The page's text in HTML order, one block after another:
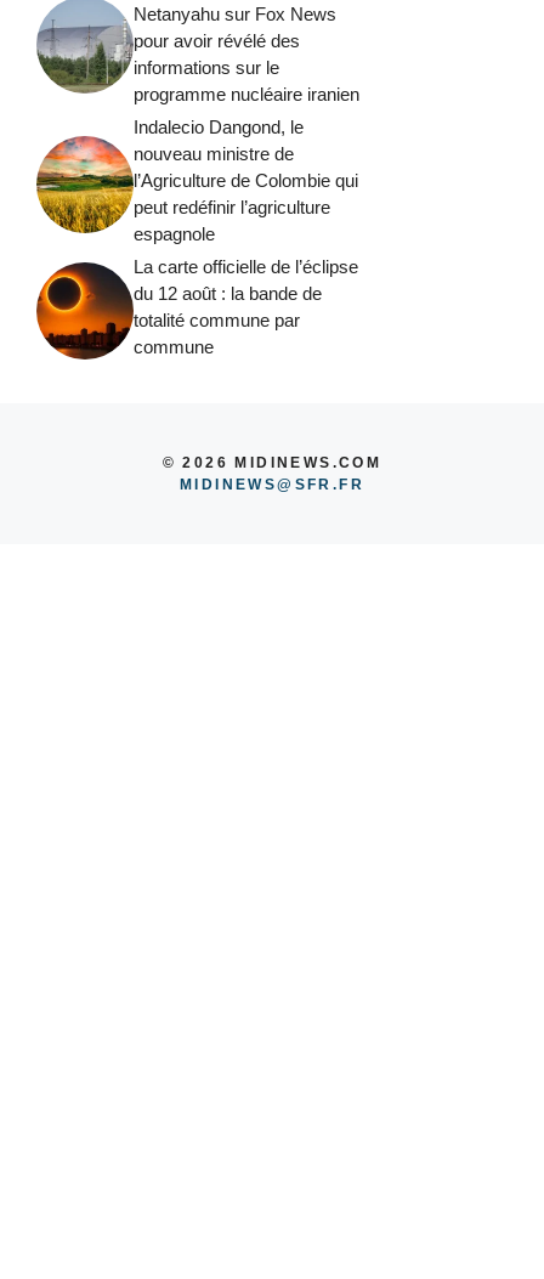
Netanyahu sur Fox News
pour avoir révélé des
informations sur le
programme nucléaire iranien
Indalecio Dangond, le
nouveau ministre de
l’Agriculture de Colombie qui
peut redéfinir l’agriculture
espagnole
La carte officielle de l’éclipse
du 12 août : la bande de
totalité commune par
commune
© 2026 MIDINEWS.COM
MIDINEWS@SFR.FR